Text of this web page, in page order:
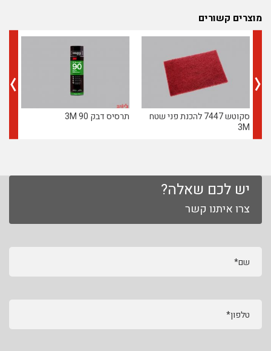
מוצרים קשורים
סקוטש 7447 להכנת פני שטח
3M
תרסיס דבק 90 3M
יש לכם שאלה?
צרו איתנו קשר
שם*
טלפון*